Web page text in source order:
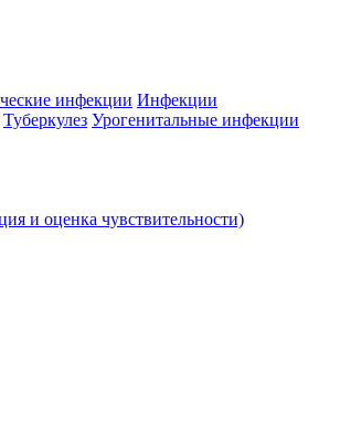
инфекции Инфекции
Туберкулез Урогенитальные инфекции
и оценка чувствительности)